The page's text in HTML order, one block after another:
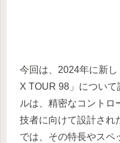
今回は、2024年に新
X TOUR 98」につい
ルは、精密なコントロ
技者に向けて設計され
では、その特長やスペ